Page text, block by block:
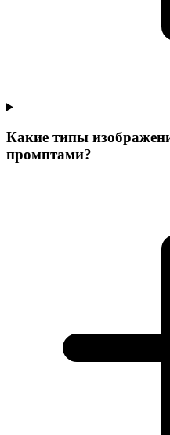
Какие типы
промптами?